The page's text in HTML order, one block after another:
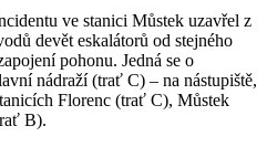
ve stanici Můstek uzavřel z
devět eskalátorů od stejného
pohonu. Jedná se o
nádraží (trať C) – na nástupiště,
Florenc (trať C), Můstek
B).